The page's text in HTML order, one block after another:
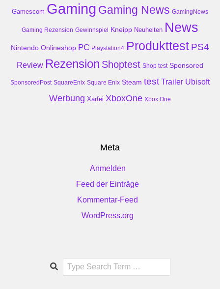
Gamescom Gaming Gaming News GamingNews
Gaming Rezension Gewinnspiel Kneipp Neuheiten News
Nintendo Onlineshop PC Playstation4 Produkttest PS4
Review Rezension Shoptest Shop test Sponsored
SponsoredPost SquareEnix Square Enix Steam test Trailer Ubisoft
Werbung Xarfei XboxOne Xbox One
Meta
Anmelden
Feed der Einträge
Kommentar-Feed
WordPress.org
Search